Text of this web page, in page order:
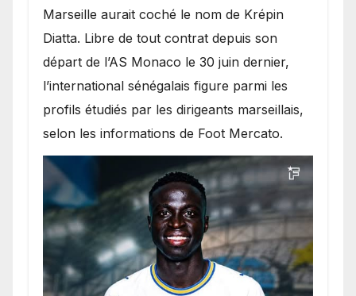
Marseille aurait coché le nom de Krépin
Diatta. Libre de tout contrat depuis son
départ de l’AS Monaco le 30 juin dernier,
l’international sénégalais figure parmi les
profils étudiés par les dirigeants marseillais,
selon les informations de Foot Mercato.